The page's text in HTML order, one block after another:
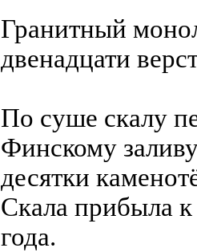
Гранитный
двенадцати
По суше скалу
Финскому
десятки
Скала прибыла
года.